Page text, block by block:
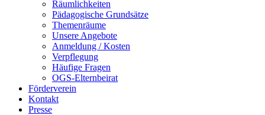
Räumlichkeiten
Pädagogische Grundsätze
Themenräume
Unsere Angebote
Anmeldung / Kosten
Verpflegung
Häufige Fragen
OGS-Elternbeirat
Förderverein
Kontakt
Presse